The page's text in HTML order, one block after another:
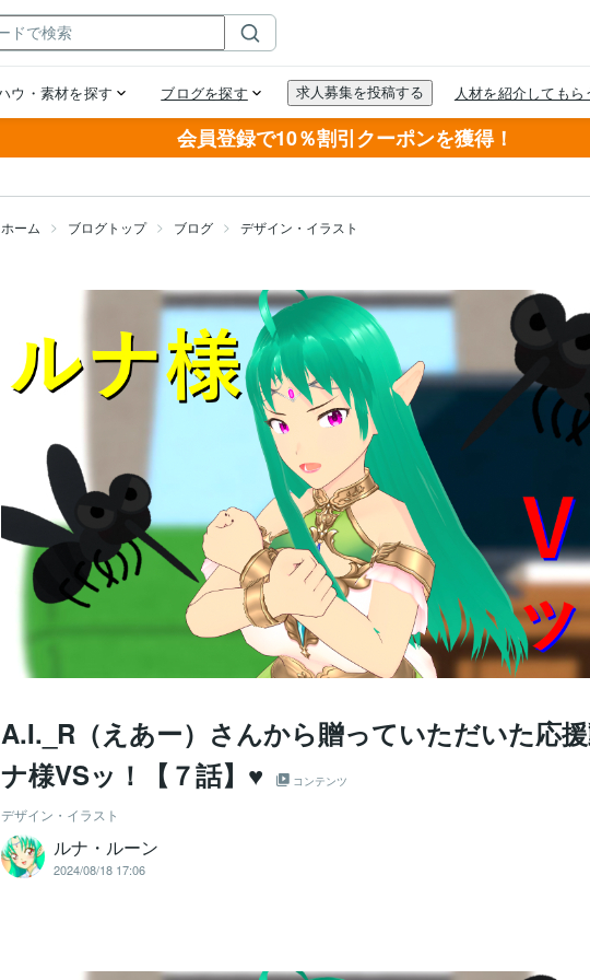
会員登録で10％割引クーポンを獲得！
ホーム ブログトップ ブログ デザイン・イラスト
A.I._R（えあー）さんから贈っていただいた応
ナ様VSッ！【７話】♥
コンテンツ
デザイン・イラスト
ルナ・ルーン
2024/08/18 17:06